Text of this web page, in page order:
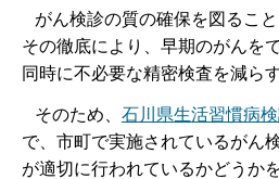
がん検診の質の確保を図ること
その徹底により、早期のがんを
同時に不必要な精密検査を減ら
そのため、 石川県生活習慣病
で、市町で実施されているがん
が適切に行われているかどうか